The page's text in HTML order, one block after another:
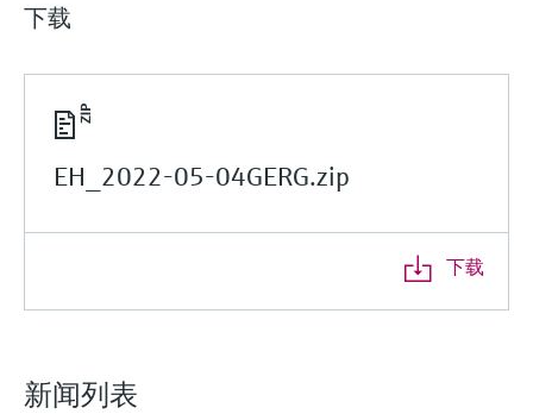
下载
EH_2022-05-04GERG.zip
下载
新闻列表